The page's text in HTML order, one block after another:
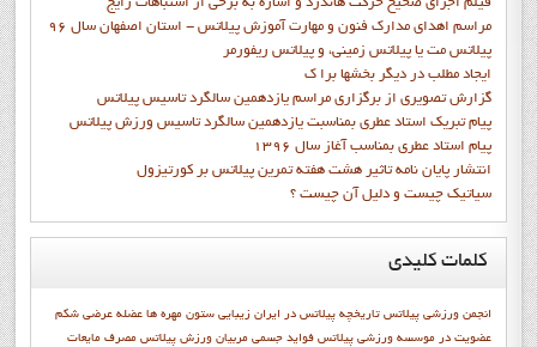
فيلم اجراي صحيح حرکت هاندرد و اشاره به برخي از اشتباهات رايج
مراسم اهدای مدارک فنون و مهارت آموزش پیلاتس - استان اصفهان سال 96
پیلاتس مت یا پیلاتس زمینی، و پیلاتس ریفورمر
ايجاد مطلب در ديگر بخشها برا ک
گزارش تصويري از برگزاري مراسم يازدهمين سالگرد تاسيس پيلاتس
پيام تبريک استاد عطري بمناسبت يازدهمين سالگرد تاسيس ورزش پيلاتس
پيام استاد عطري بمناسب آغاز سال 1396
انتشار پايان نامه تاثیر هشت هفته تمرین پیلاتس بر کورتیزول
سیاتیک چیست و دلیل آن چیست ؟
کلماتکلیدی
انجمن ورزشي پيلاتس تاریخچه پیلاتس در ایران زیبایی ستون مهره ها عضله عرضی شکم
عضويت در موسسه ورزشي پيلاتس فواید جسمی مربیان ورزش پیلاتس مصرف مایعات